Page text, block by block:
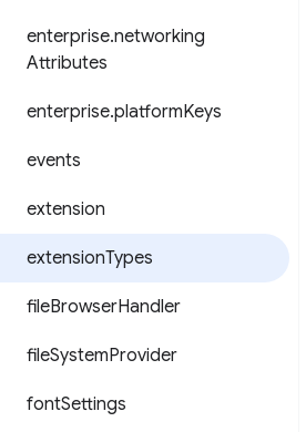
enterprise.networking
Attributes
enterprise.platformKeys
events
extension
extensionTypes
fileBrowserHandler
fileSystemProvider
fontSettings